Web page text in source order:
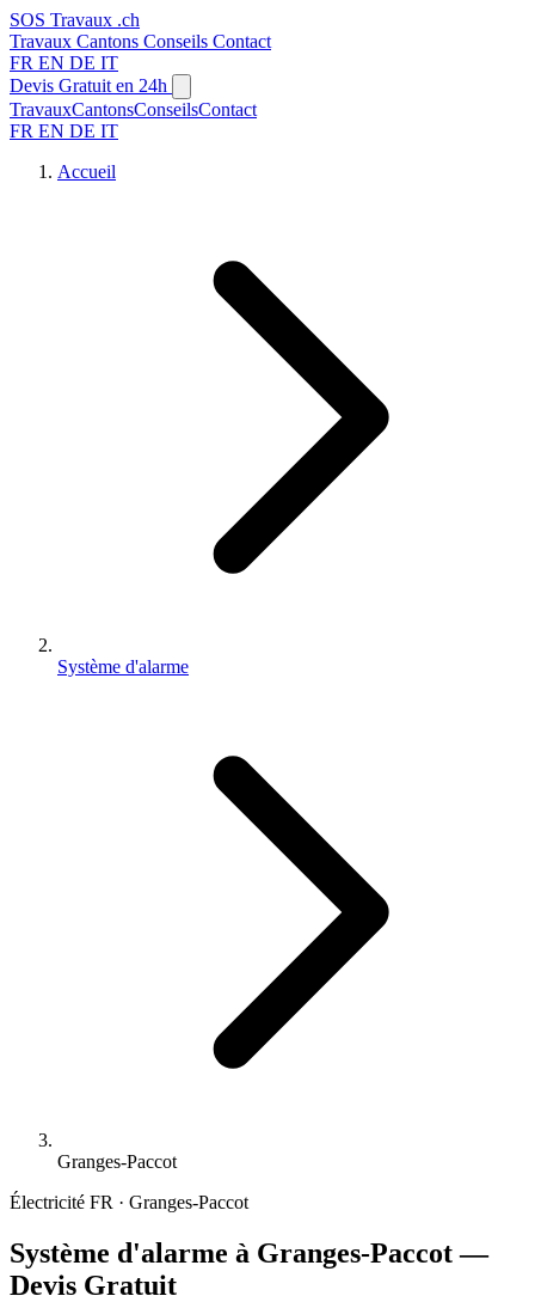
SOS Travaux .ch
Travaux Cantons Conseils Contact
FR EN DE IT
Devis Gratuit en 24h
TravauxCantonsConseilsContact
FR EN DE IT
Accueil
Système d'alarme
Granges-Paccot
Électricité FR · Granges-Paccot
Système d'alarme à Granges-Paccot —
Devis Gratuit